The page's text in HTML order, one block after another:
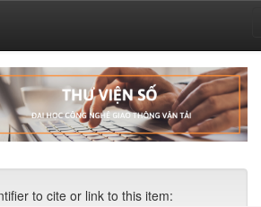
to cite or link to this item: